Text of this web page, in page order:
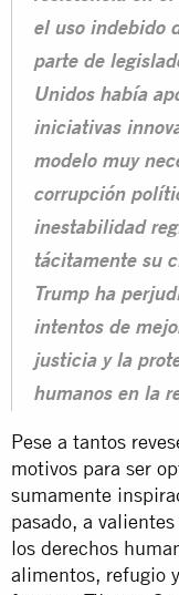
el uso indebido
parte de
Unidos había
iniciativas
modelo muy
corrupción
inestabilidad
tácitamente su
Trump ha
intentos de
justicia y la
humanos en la
Pese a tantos
motivos para ser
sumamente
pasado, a
los derechos
alimentos, refugio